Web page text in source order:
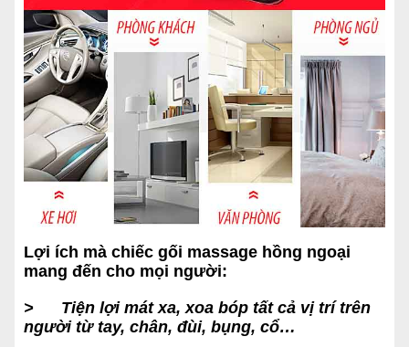
Lợi ích mà chiếc gối massage hồng ngoại
mang đến cho mọi người:
> Tiện lợi mát xa, xoa bóp tất cả vị trí trên
người từ tay, chân, đùi, bụng, cổ…